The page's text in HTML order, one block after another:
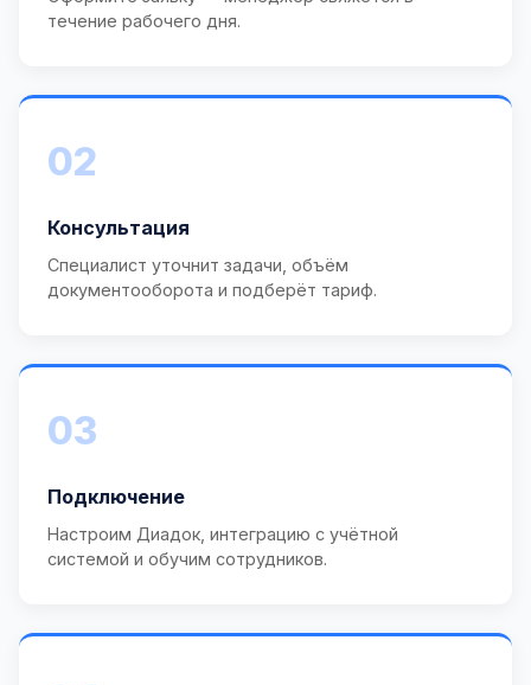
течение рабочего дня.
02
Консультация
Специалист уточнит задачи, объём
документооборота и подберёт тариф.
03
Подключение
Настроим Диадок, интеграцию с учётной
системой и обучим сотрудников.